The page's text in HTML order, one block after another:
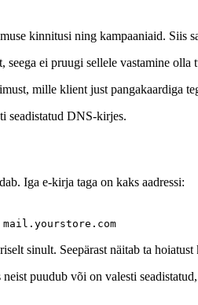
kinnitusi ning kampaaniaid. Siis
ei pruugi sellele vastamine olla
mille klient just pangakaardiga
seadistatud DNS-kirjes.
Iga e-kirja taga on kaks aadressi:
sinult. Seepärast näitab ta
puudub või on valesti